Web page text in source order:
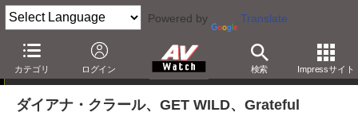
Powered by Translate
カテゴリ ログイン 検索 Impressサイト
e-onkyo musicハイレゾ配信情報
ダイアナ・クラール、GET WILD、Grateful